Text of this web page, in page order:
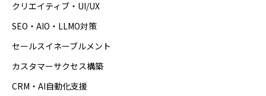
クリエイティブ・UI/UX
SEO・AIO・LLMO対策
セールスイネーブルメント
カスタマーサクセス構築
CRM・AI自動化支援